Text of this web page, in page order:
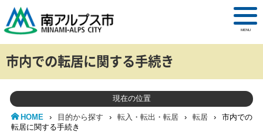
MENU
市内での転居に関する手続き
現在の位置
HOME › 目的から探す › 転入・転出・転居 › 転居 ›
市内での
転居に関する手続き